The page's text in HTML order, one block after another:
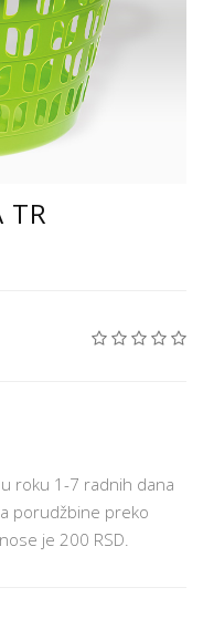
TR
roku 1-7 radnih dana
porudžbine preko
je 200 RSD.